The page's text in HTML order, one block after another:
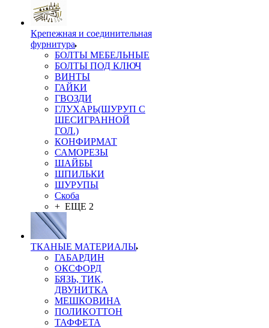
Крепежная и соединительная
фурнитура
БОЛТЫ МЕБЕЛЬНЫЕ
БОЛТЫ ПОД КЛЮЧ
ВИНТЫ
ГАЙКИ
ГВОЗДИ
ГЛУХАРЬ(ШУРУП С
ШЕСИГРАННОЙ
ГОЛ.)
КОНФИРМАТ
САМОРЕЗЫ
ШАЙБЫ
ШПИЛЬКИ
ШУРУПЫ
Скоба
+ ЕЩЕ 2
ТКАНЫЕ МАТЕРИАЛЫ
ГАБАРДИН
ОКСФОРД
БЯЗЬ, ТИК,
ДВУНИТКА
МЕШКОВИНА
ПОЛИКОТТОН
ТАФФЕТА